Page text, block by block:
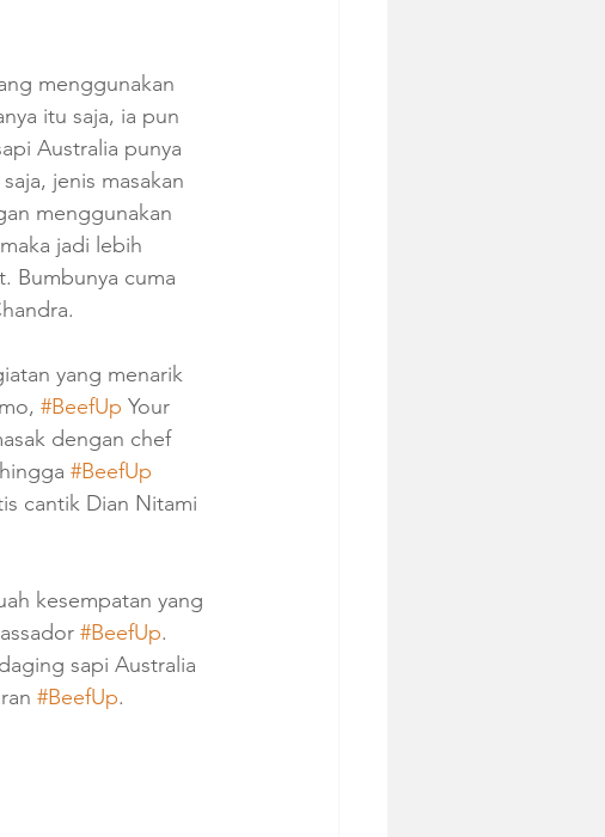
menggunakan
itu saja, ia pun
Australia punya
jenis masakan
menggunakan
jadi lebih
Bumbunya cuma
yang menarik
#BeefUp Your
dengan chef
#BeefUp
cantik Dian Nitami
kesempatan yang
#BeefUp.
sapi Australia
#BeefUp.